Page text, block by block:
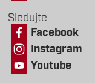
Sledujte
Facebook
Instagram
Youtube